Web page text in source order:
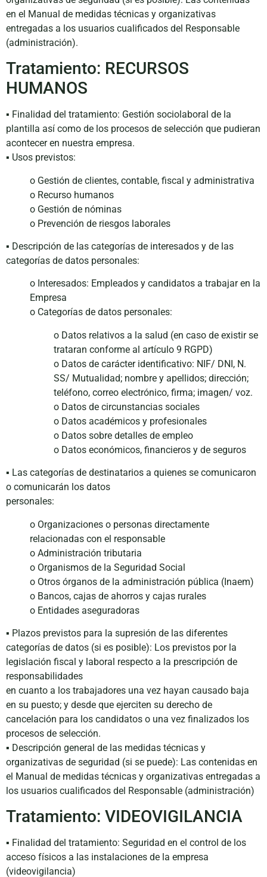
en el Manual de medidas técnicas y organizativas
entregadas a los usuarios cualificados del Responsable
(administración).
Tratamiento: RECURSOS
HUMANOS
▪ Finalidad del tratamiento: Gestión sociolaboral de la
plantilla así como de los procesos de selección que pudieran
acontecer en nuestra empresa.
▪ Usos previstos:
o Gestión de clientes, contable, fiscal y administrativa
o Recurso humanos
o Gestión de nóminas
o Prevención de riesgos laborales
▪ Descripción de las categorías de interesados y de las
categorías de datos personales:
o Interesados: Empleados y candidatos a trabajar en la
Empresa
o Categorías de datos personales:
o Datos relativos a la salud (en caso de existir se
trataran conforme al artículo 9 RGPD)
o Datos de carácter identificativo: NIF/ DNI, N.
SS/ Mutualidad; nombre y apellidos; dirección;
teléfono, correo electrónico, firma; imagen/ voz.
o Datos de circunstancias sociales
o Datos académicos y profesionales
o Datos sobre detalles de empleo
o Datos económicos, financieros y de seguros
▪ Las categorías de destinatarios a quienes se comunicaron
o comunicarán los datos
personales:
o Organizaciones o personas directamente
relacionadas con el responsable
o Administración tributaria
o Organismos de la Seguridad Social
o Otros órganos de la administración pública (Inaem)
o Bancos, cajas de ahorros y cajas rurales
o Entidades aseguradoras
▪ Plazos previstos para la supresión de las diferentes
categorías de datos (si es posible): Los previstos por la
legislación fiscal y laboral respecto a la prescripción de
responsabilidades
en cuanto a los trabajadores una vez hayan causado baja
en su puesto; y desde que ejerciten su derecho de
cancelación para los candidatos o una vez finalizados los
procesos de selección.
▪ Descripción general de las medidas técnicas y
organizativas de seguridad (si se puede): Las contenidas en
el Manual de medidas técnicas y organizativas entregadas a
los usuarios cualificados del Responsable (administración)
Tratamiento: VIDEOVIGILANCIA
▪ Finalidad del tratamiento: Seguridad en el control de los
acceso físicos a las instalaciones de la empresa
(videovigilancia)